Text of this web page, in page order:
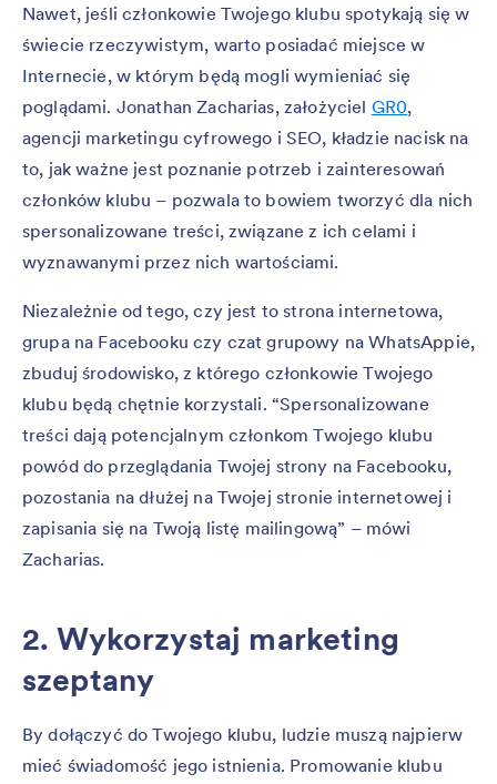
Nawet, jeśli członkowie Twojego klubu spotykają się w
świecie rzeczywistym, warto posiadać miejsce w
Internecie, w którym będą mogli wymieniać się
poglądami. Jonathan Zacharias, założyciel GR0,
agencji marketingu cyfrowego i SEO, kładzie nacisk na
to, jak ważne jest poznanie potrzeb i zainteresowań
członków klubu – pozwala to bowiem tworzyć dla nich
spersonalizowane treści, związane z ich celami i
wyznawanymi przez nich wartościami.
Niezależnie od tego, czy jest to strona internetowa,
grupa na Facebooku czy czat grupowy na WhatsAppie,
zbuduj środowisko, z którego członkowie Twojego
klubu będą chętnie korzystali. “Spersonalizowane
treści dają potencjalnym członkom Twojego klubu
powód do przeglądania Twojej strony na Facebooku,
pozostania na dłużej na Twojej stronie internetowej i
zapisania się na Twoją listę mailingową” – mówi
Zacharias.
2. Wykorzystaj marketing
szeptany
By dołączyć do Twojego klubu, ludzie muszą najpierw
mieć świadomość jego istnienia. Promowanie klubu